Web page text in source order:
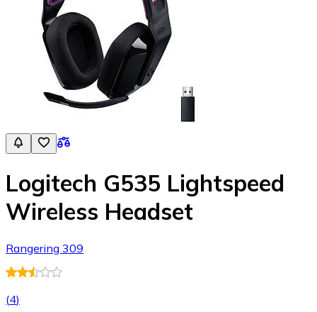
Logitech G535 Lightspeed
Wireless Headset
Rangering 309
(4)